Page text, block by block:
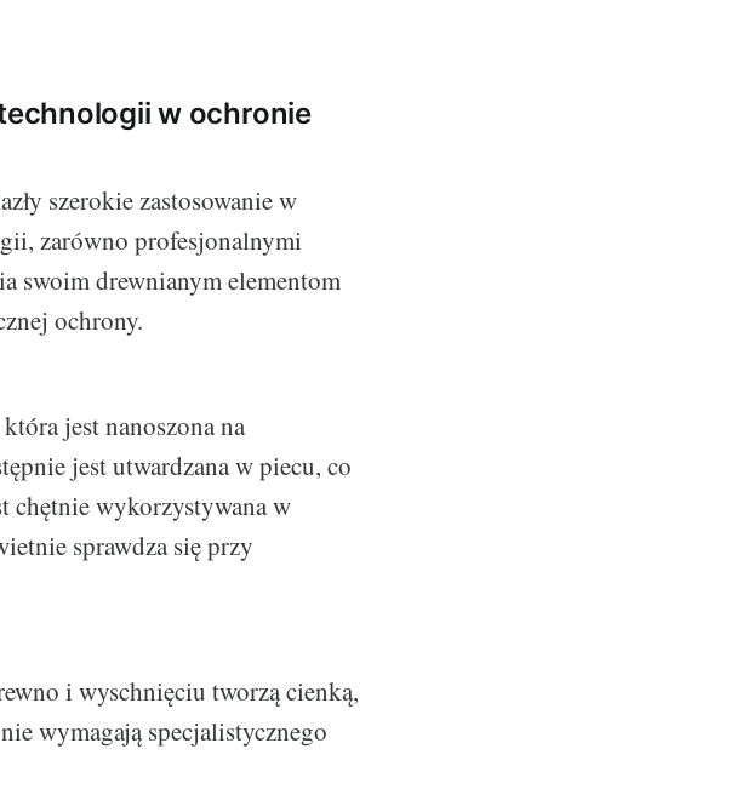
w ochronie
szerokie zastosowanie w
zarówno profesjonalnymi
swoim drewnianym elementom
ochrony.
jest nanoszona na
jest utwardzana w piecu, co
chętnie wykorzystywana w
sprawdza się przy
i wyschnięciu tworzą cienką,
wymagają specjalistycznego